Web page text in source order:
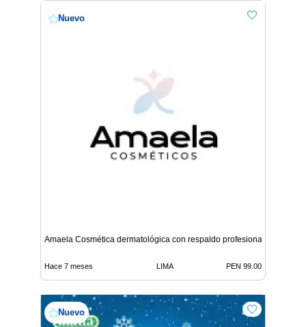
Nuevo
Amaela Cosmética dermatológica con respaldo profesional
Hace 7 meses LIMA PEN 99.00
Nuevo